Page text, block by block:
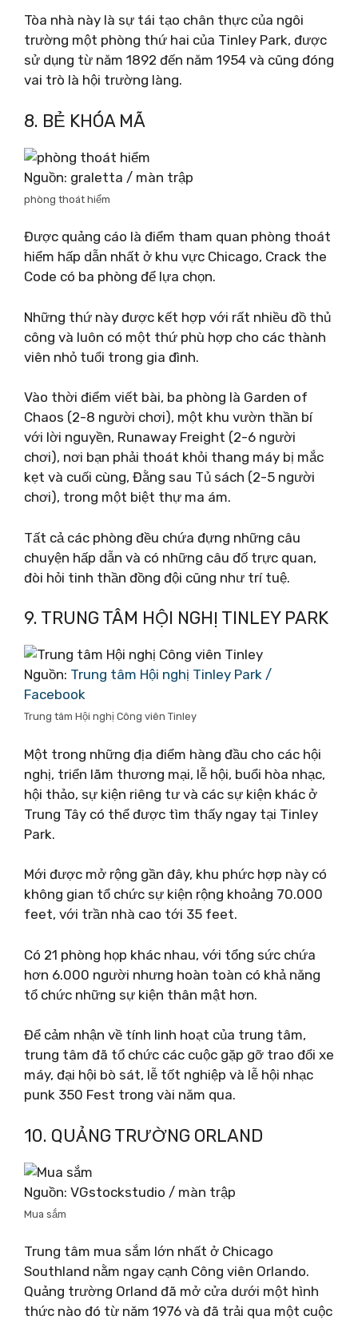
Tòa nhà này là sự tái tạo chân thực của ngôi
trường một phòng thứ hai của Tinley Park, được
sử dụng từ năm 1892 đến năm 1954 và cũng đóng
vai trò là hội trường làng.
8. BẺ KHÓA MÃ
Nguồn: graletta / màn trập
phòng thoát hiểm
Được quảng cáo là điểm tham quan phòng thoát
hiểm hấp dẫn nhất ở khu vực Chicago, Crack the
Code có ba phòng để lựa chọn.
Những thứ này được kết hợp với rất nhiều đồ thủ
công và luôn có một thứ phù hợp cho các thành
viên nhỏ tuổi trong gia đình.
Vào thời điểm viết bài, ba phòng là Garden of
Chaos (2-8 người chơi), một khu vườn thần bí
với lời nguyền, Runaway Freight (2-6 người
chơi), nơi bạn phải thoát khỏi thang máy bị mắc
kẹt và cuối cùng, Đằng sau Tủ sách (2-5 người
chơi), trong một biệt thự ma ám.
Tất cả các phòng đều chứa đựng những câu
chuyện hấp dẫn và có những câu đố trực quan,
đòi hỏi tinh thần đồng đội cũng như trí tuệ.
9. TRUNG TÂM HỘI NGHỊ TINLEY PARK
Nguồn: Trung tâm Hội nghị Tinley Park /
Facebook
Trung tâm Hội nghị Công viên Tinley
Một trong những địa điểm hàng đầu cho các hội
nghị, triển lãm thương mại, lễ hội, buổi hòa nhạc,
hội thảo, sự kiện riêng tư và các sự kiện khác ở
Trung Tây có thể được tìm thấy ngay tại Tinley
Park.
Mới được mở rộng gần đây, khu phức hợp này có
không gian tổ chức sự kiện rộng khoảng 70.000
feet, với trần nhà cao tới 35 feet.
Có 21 phòng họp khác nhau, với tổng sức chứa
hơn 6.000 người nhưng hoàn toàn có khả năng
tổ chức những sự kiện thân mật hơn.
Để cảm nhận về tính linh hoạt của trung tâm,
trung tâm đã tổ chức các cuộc gặp gỡ trao đổi xe
máy, đại hội bò sát, lễ tốt nghiệp và lễ hội nhạc
punk 350 Fest trong vài năm qua.
10. QUẢNG TRƯỜNG ORLAND
Nguồn: VGstockstudio / màn trập
Mua sắm
Trung tâm mua sắm lớn nhất ở Chicago
Southland nằm ngay cạnh Công viên Orlando.
Quảng trường Orland đã mở cửa dưới một hình
thức nào đó từ năm 1976 và đã trải qua một cuộc